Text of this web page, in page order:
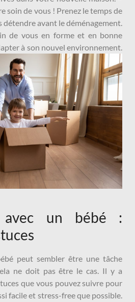
soin de vous ! Prenez le temps de
détendre avant le déménagement.
de vous en forme et en bonne
à son nouvel environnement.
avec un bébé :
peut sembler être une tâche
ne doit pas être le cas. Il y a
que vous pouvez suivre pour
facile et stress-free que possible.